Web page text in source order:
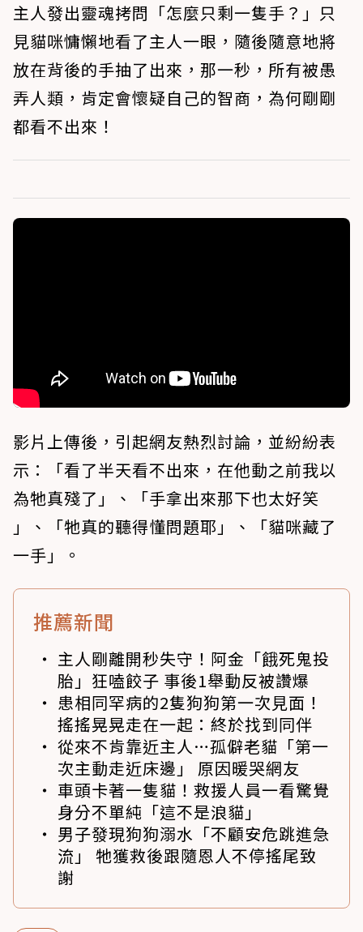
主人發出靈魂拷問「怎麼只剩一隻手？」只
見貓咪慵懶地看了主人一眼，隨後隨意地將
放在背後的手抽了出來，那一秒，所有被愚
弄人類，肯定會懷疑自己的智商，為何剛剛
都看不出來！
影片上傳後，引起網友熱烈討論，並紛紛表
示：「看了半天看不出來，在他動之前我以
為牠真殘了」、「手拿出來那下也太好笑
」、「牠真的聽得懂問題耶」、「貓咪藏了
一手」。
推薦新聞
主人剛離開秒失守！阿金「餓死鬼投
胎」狂嗑餃子 事後1舉動反被讚爆
患相同罕病的2隻狗狗第一次見面！
搖搖晃晃走在一起：終於找到同伴
從來不肯靠近主人…孤僻老貓「第一
次主動走近床邊」 原因暖哭網友
車頭卡著一隻貓！救援人員一看驚覺
身分不單純「這不是浪貓」
男子發現狗狗溺水「不顧安危跳進急
流」 牠獲救後跟隨恩人不停搖尾致
謝